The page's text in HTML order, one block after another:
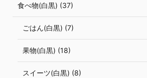
食べ物(白黒) (37)
ごはん(白黒) (7)
果物(白黒) (18)
スイーツ(白黒) (8)